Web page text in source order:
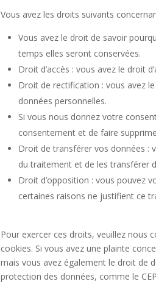
Vous avez les droits suivants
Vous avez le droit de savoir
temps elles seront conservées.
Droit d’accès : vous avez le droit
Droit de rectification : vous avez
données personnelles.
Si vous nous donnez votre
consentement et de faire
Droit de transférer vos données :
du traitement et de les transférer
Droit d’opposition : vous pouvez
certaines raisons ne justifient ce
Pour exercer ces droits, veuillez nous
cookies. Si vous avez une plainte
mais vous avez également le droit de
protection des données, comme le